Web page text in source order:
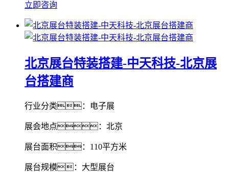
立即咨询
北京展台特装搭建-中天科技-北京展
台搭建商
行业分类：电子展
展会地点：北京
展台面积：110平方米
展台规模：大型展台